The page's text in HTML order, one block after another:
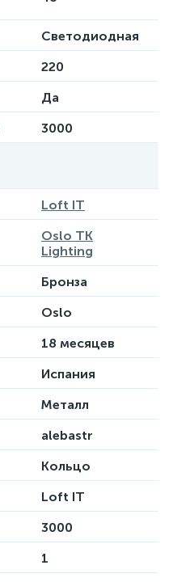
Светодиодная
220
Да
3000
Loft IT
Oslo TK
Lighting
Бронза
Oslo
18 месяцев
Испания
Металл
alebastr
Кольцо
Loft IT
3000
1